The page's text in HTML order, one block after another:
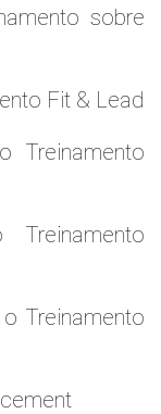
sobre
Fit & Lead
Treinamento
Treinamento